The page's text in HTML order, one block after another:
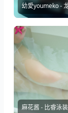
幼愛youmeko -
麻花酱 - 比睿泳装